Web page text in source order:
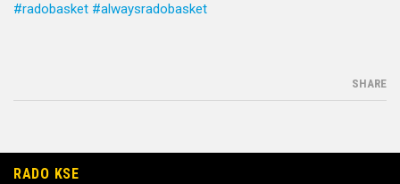
#radobasket #alwaysradobasket
SHARE
RADO KSE